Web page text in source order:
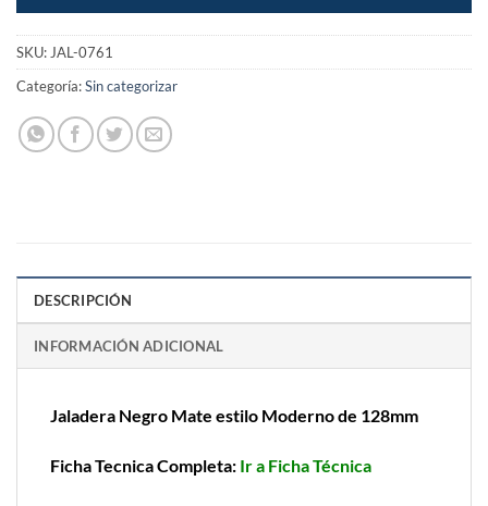
SKU:JAL-0761
Categoría:Sin categorizar
DESCRIPCIÓN
INFORMACIÓN ADICIONAL
Jaladera Negro Mate estilo Moderno de 128mm
Ficha Tecnica Completa: Ir a Ficha Técnica